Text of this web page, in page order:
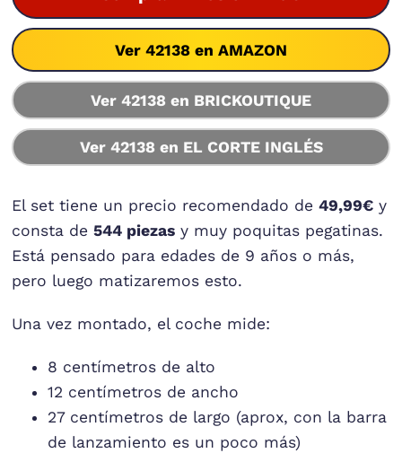
Ver 42138 en AMAZON
Ver 42138 en BRICKOUTIQUE
Ver 42138 en EL CORTE INGLÉS
El set tiene un precio recomendado de49,99€ y
consta de544 piezas y muy poquitas pegatinas.
Está pensado para edades de 9 años o más,
pero luego matizaremos esto.
Una vez montado, el coche mide:
8 centímetros de alto
12 centímetros de ancho
27 centímetros de largo (aprox, con la barra
de lanzamiento es un poco más)